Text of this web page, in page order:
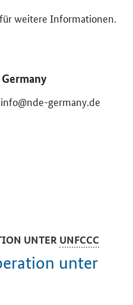
weitere Informationen.
info@nde-germany.de
UNTER UNFCCC
unter